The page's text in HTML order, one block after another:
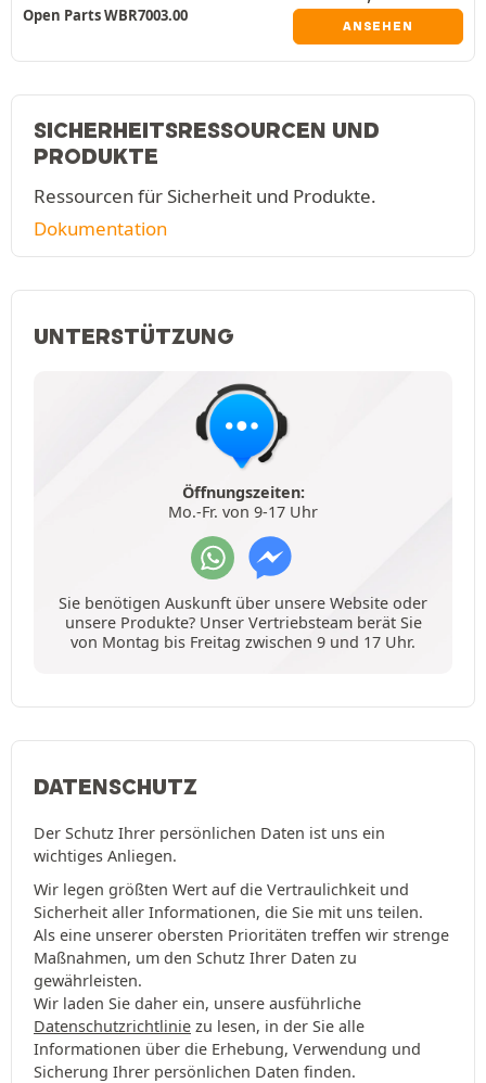
Open Parts WBR7003.00
ANSEHEN
SICHERHEITSRESSOURCEN UND
PRODUKTE
Ressourcen für Sicherheit und Produkte.
Dokumentation
UNTERSTÜTZUNG
Öffnungszeiten:
Mo.-Fr. von 9-17 Uhr
Sie benötigen Auskunft über unsere Website oder
unsere Produkte? Unser Vertriebsteam berät Sie
von Montag bis Freitag zwischen 9 und 17 Uhr.
DATENSCHUTZ
Der Schutz Ihrer persönlichen Daten ist uns ein
wichtiges Anliegen.
Wir legen größten Wert auf die Vertraulichkeit und
Sicherheit aller Informationen, die Sie mit uns teilen.
Als eine unserer obersten Prioritäten treffen wir strenge
Maßnahmen, um den Schutz Ihrer Daten zu
gewährleisten.
Wir laden Sie daher ein, unsere ausführliche
Datenschutzrichtlinie zu lesen, in der Sie alle
Informationen über die Erhebung, Verwendung und
Sicherung Ihrer persönlichen Daten finden.